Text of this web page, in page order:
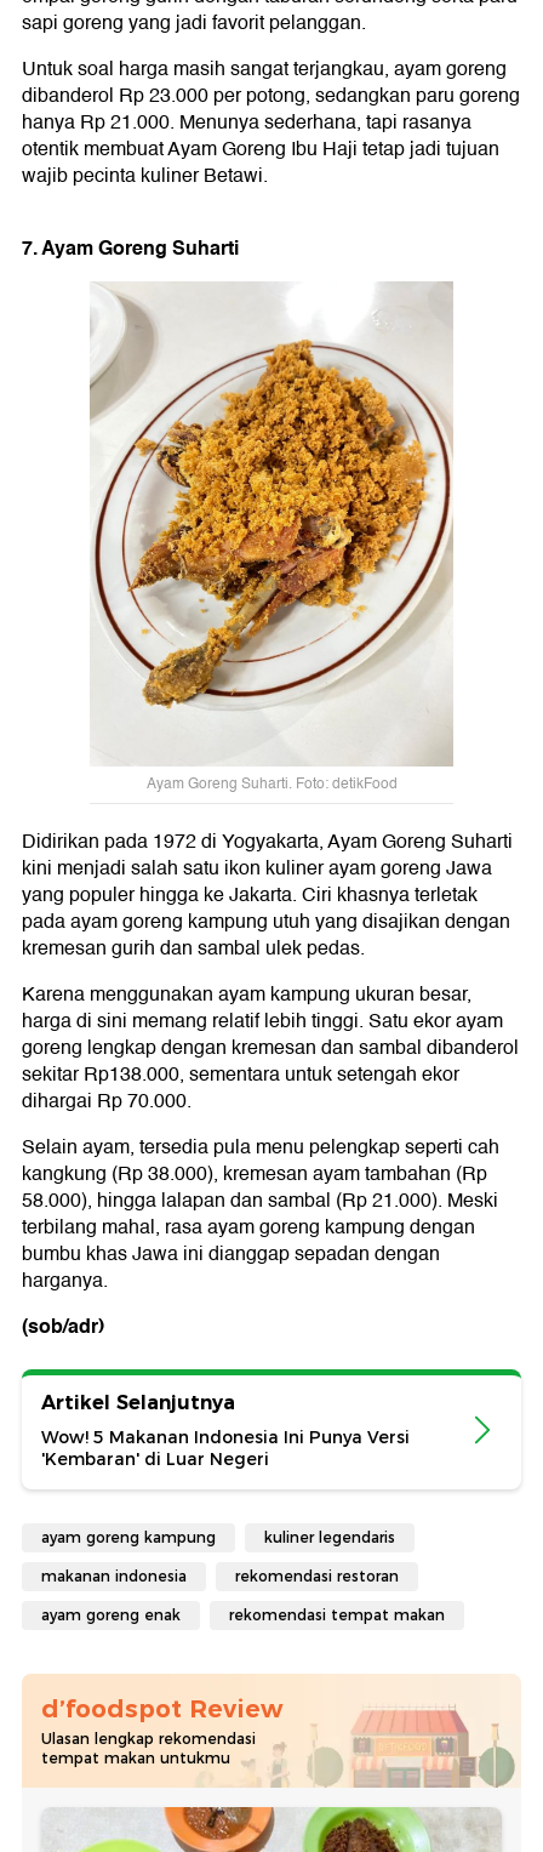
sapi goreng yang jadi favorit pelanggan.
Untuk soal harga masih sangat terjangkau, ayam goreng
dibanderol Rp 23.000 per potong, sedangkan paru goreng
hanya Rp 21.000. Menunya sederhana, tapi rasanya
otentik membuat Ayam Goreng Ibu Haji tetap jadi tujuan
wajib pecinta kuliner Betawi.
7. Ayam Goreng Suharti
Ayam Goreng Suharti. Foto: detikFood
Didirikan pada 1972 di Yogyakarta, Ayam Goreng Suharti
kini menjadi salah satu ikon kuliner ayam goreng Jawa
yang populer hingga ke Jakarta. Ciri khasnya terletak
pada ayam goreng kampung utuh yang disajikan dengan
kremesan gurih dan sambal ulek pedas.
Karena menggunakan ayam kampung ukuran besar,
harga di sini memang relatif lebih tinggi. Satu ekor ayam
goreng lengkap dengan kremesan dan sambal dibanderol
sekitar Rp138.000, sementara untuk setengah ekor
dihargai Rp 70.000.
Selain ayam, tersedia pula menu pelengkap seperti cah
kangkung (Rp 38.000), kremesan ayam tambahan (Rp
58.000), hingga lalapan dan sambal (Rp 21.000). Meski
terbilang mahal, rasa ayam goreng kampung dengan
bumbu khas Jawa ini dianggap sepadan dengan
harganya.
(sob/adr)
Artikel Selanjutnya
Wow! 5 Makanan Indonesia Ini Punya Versi
'Kembaran' di Luar Negeri
ayam goreng kampung kuliner legendaris
makanan indonesia rekomendasi restoran
ayam goreng enak rekomendasi tempat makan
d’foodspot Review
Ulasan lengkap rekomendasi
tempat makan untukmu